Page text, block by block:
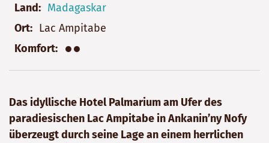
Land
Madagaskar
Ort
Lac Ampitabe
Komfort
●●
Das idyllische Hotel Palmarium am Ufer des
paradiesischen Lac Ampitabe in Ankanin’ny Nofy
überzeugt durch seine Lage an einem herrlichen